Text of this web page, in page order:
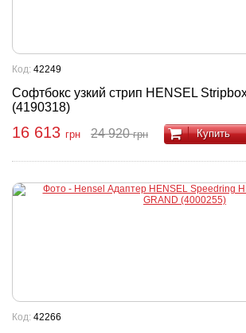
Софтбокс узкий стрип HENSEL
(4190318)
Код: 42249
16 613 грн 24 920грн Купить
Код: 42266